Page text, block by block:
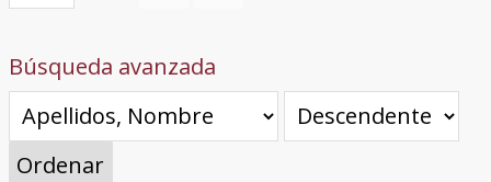
Búsqueda avanzada
Ordenar